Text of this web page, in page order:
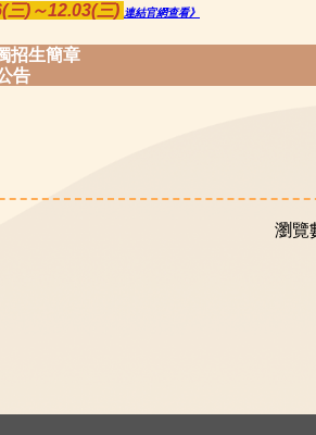
三)～12.03(三) 連結官網查看》
招生簡章
告
瀏覽